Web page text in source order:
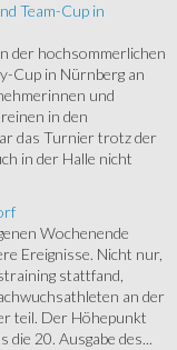
Team-Cup in
der hochsommerlichen
Cup in Nürnberg an
und
in den
das Turnier trotz der
in der Halle nicht
Wochenende
Ereignisse. Nicht nur,
stattfand,
an der
teil. Der Höhepunkt
die 20. Ausgabe des...